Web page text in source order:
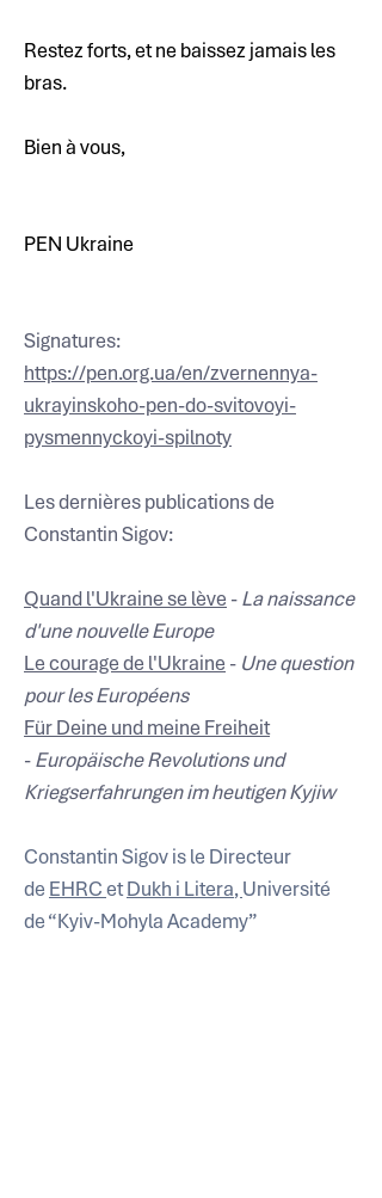
Restez forts, et ne baissez jamais les
bras.
Bien à vous,
PEN Ukraine
Signatures:
https://pen.org.ua/en/zvernennya-
ukrayinskoho-pen-do-svitovoyi-
pysmennyckoyi-spilnoty
Les dernières publications de
Constantin Sigov:
Quand l'Ukraine se lève - La naissance
d'une nouvelle Europe
Le courage de l'Ukraine - Une question
pour les Européens
Für Deine und meine Freiheit
- Europäische Revolutions und
Kriegserfahrungen im heutigen Kyjiw
Constantin Sigov is le Directeur
de EHRC et Dukh i Litera, Université
de “Kyiv-Mohyla Academy”